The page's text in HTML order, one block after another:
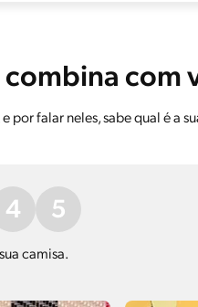
combina com
falar neles, sabe qual é a
4 5
camisa.